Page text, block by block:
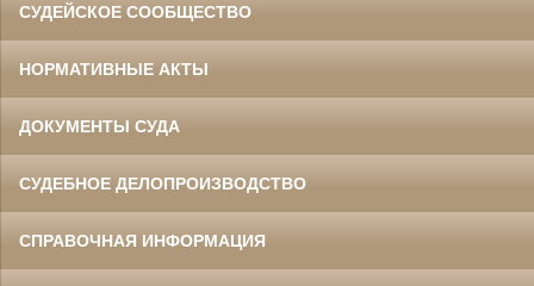
СУДЕЙСКОЕ СООБЩЕСТВО
НОРМАТИВНЫЕ АКТЫ
ДОКУМЕНТЫ СУДА
СУДЕБНОЕ ДЕЛОПРОИЗВОДСТВО
СПРАВОЧНАЯ ИНФОРМАЦИЯ